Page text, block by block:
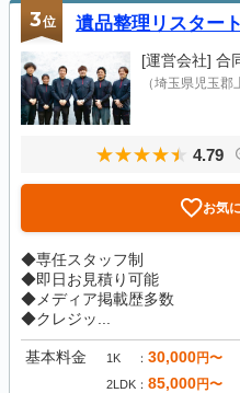
3位 遺品整理リスタート
[運営会社] 合
（埼玉県児玉郡
4.79
お気
◆専任スタッフ制
◆即日お見積り可能
◆メディア掲載歴多数
◆クレジッ...
基本料金 1K 30,000円〜
2LDK 85,000円〜